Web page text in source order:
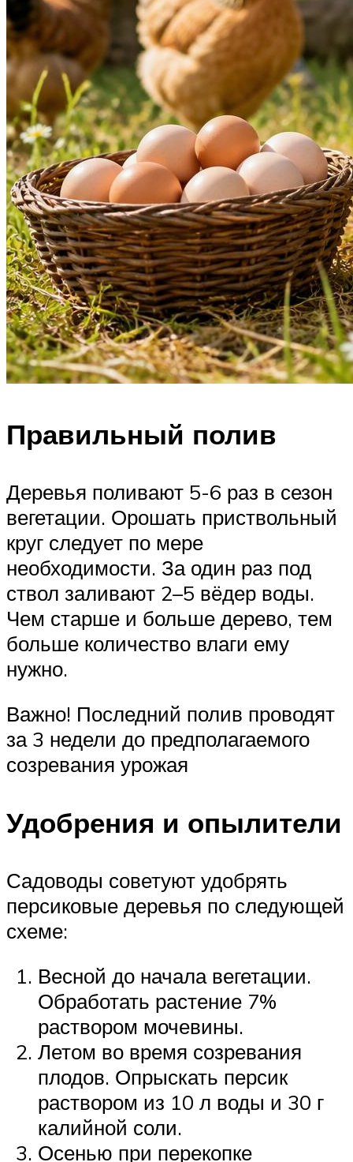
Правильный полив
Деревья поливают 5-6 раз в сезон
вегетации. Орошать приствольный
круг следует по мере
необходимости. За один раз под
ствол заливают 2–5 вёдер воды.
Чем старше и больше дерево, тем
больше количество влаги ему
нужно.
Важно! Последний полив проводят
за 3 недели до предполагаемого
созревания урожая
Удобрения и опылители
Садоводы советуют удобрять
персиковые деревья по следующей
схеме:
Весной до начала вегетации.
Обработать растение 7%
раствором мочевины.
Летом во время созревания
плодов. Опрыскать персик
раствором из 10 л воды и 30 г
калийной соли.
Осенью при перекопке